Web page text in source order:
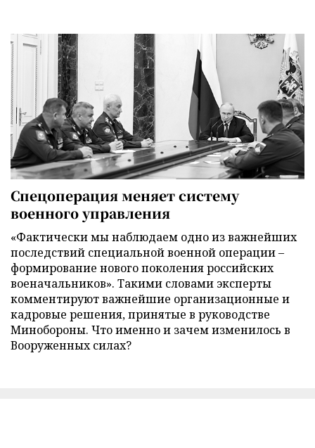
Спецоперация меняет систему
военного управления
«Фактически мы наблюдаем одно из важнейших
последствий специальной военной операции –
формирование нового поколения российских
военачальников». Такими словами эксперты
комментируют важнейшие организационные и
кадровые решения, принятые в руководстве
Минобороны. Что именно и зачем изменилось в
Вооруженных силах?